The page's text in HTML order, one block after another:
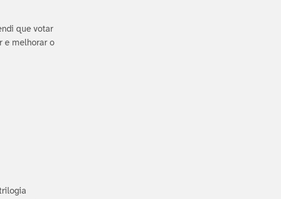
que votar
e melhorar o